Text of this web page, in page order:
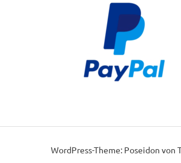
WordPress-Theme: Poseidon von